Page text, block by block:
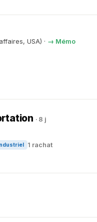
USA) · → Mémo
· 8 j
1 rachat